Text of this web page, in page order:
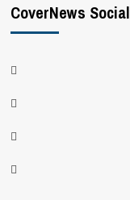
CoverNews Social